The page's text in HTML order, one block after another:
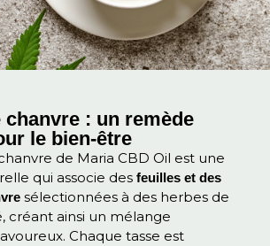
chanvre : un remède
le bien-être
de Maria CBD Oil est une
qui associe des feuilles et des
sélectionnées à des herbes de
créant ainsi un mélange
Chaque tasse est